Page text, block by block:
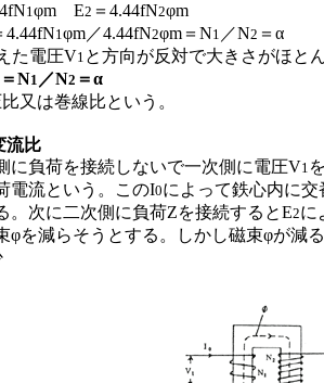
1φm E2 ＝4.44fN2φm
4.44fN1φm／4.44fN2φm＝N1 ／N2 ＝α
た電圧V1 と方向が反対で大きさがほと
＝N1 ／N2 ＝α
又は巻線比という。
流比
負荷を接続しないで一次側に電圧V1
電流という。このI0によって鉄心内に
。次に二次側に負荷Zを接続するとE2に
φを減らそうとする。しかし磁束φが減